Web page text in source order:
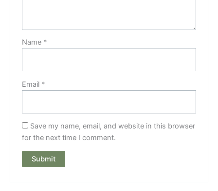
Name *
Email *
Save my name, email, and website in this browser
for the next time I comment.